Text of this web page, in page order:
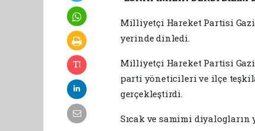
Milliyetçi Hareket Partisi
yerinde dinledi.
Milliyetçi Hareket Partisi
parti yöneticileri ve ilçe
gerçekleştirdi.
Sıcak ve samimi diyalogların